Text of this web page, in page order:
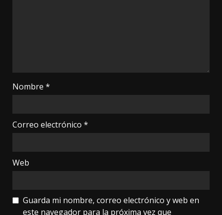
Nombre *
Correo electrónico *
Web
Guarda mi nombre, correo electrónico y web en
este navegador para la próxima vez que